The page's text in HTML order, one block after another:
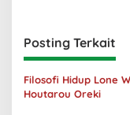
Posting Terkait
Filosofi Hidup Lone
Houtarou Oreki